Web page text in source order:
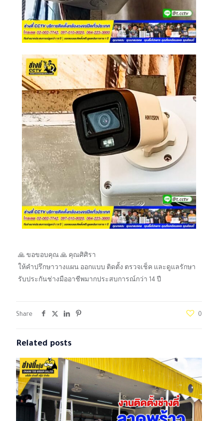
🙏 ขอขอบคุณ 🙏 คุณศิศิรา
ให้คำปรึกษาวางแผน ออกแบบ ติดตั้ง ตรวจเช็ค และดูแลรักษา
รับประกันช่างมืออาชีพมากประสบการณ์กว่า 14 ปี
Share 0
Related posts